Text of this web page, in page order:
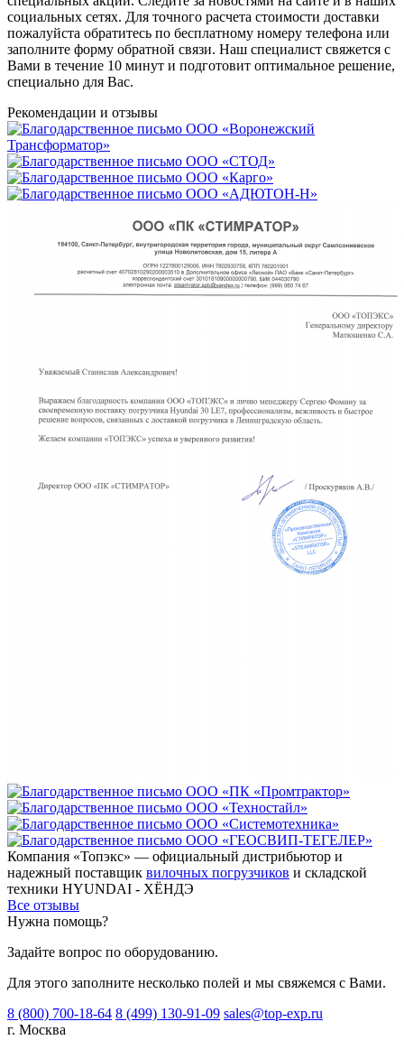
социальных сетях. Для точного расчета стоимости доставки
пожалуйста обратитесь по бесплатному номеру телефона или
заполните форму обратной связи. Наш специалист свяжется с
Вами в течение 10 минут и подготовит оптимальное решение,
специально для Вас.
Рекомендации и отзывы
Компания «Топэкс» — официальный дистрибьютор и
надежный поставщик вилочных погрузчиков и складской
техники HYUNDAI - ХЁНДЭ
Все отзывы
Нужна помощь?
Задайте вопрос по оборудованию.
Для этого заполните несколько полей и мы свяжемся с Вами.
8 (800) 700-18-64 8 (499) 130-91-09 sales@top-exp.ru
г. Москва